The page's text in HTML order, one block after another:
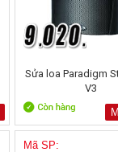
Sửa loa Paradigm
V3
Mã SP: